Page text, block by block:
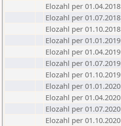
Elozahl per 01.04.2018
Elozahl per 01.07.2018
Elozahl per 01.10.2018
Elozahl per 01.01.2019
Elozahl per 01.04.2019
Elozahl per 01.07.2019
Elozahl per 01.10.2019
Elozahl per 01.01.2020
Elozahl per 01.04.2020
Elozahl per 01.07.2020
Elozahl per 01.10.2020